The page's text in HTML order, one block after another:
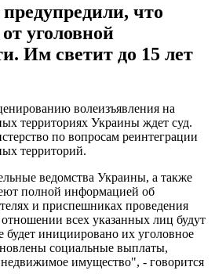
что
уголовной
Им светит до 15 лет
волеизъявления на
территориях Украины ждет суд.
по вопросам реинтеграции
территорий.
ведомства Украины, а также
полной информацией об
и приспешниках проведения
всех указанных лиц будут
инициировано их уголовное
социальные выплаты,
имущество", - говорится